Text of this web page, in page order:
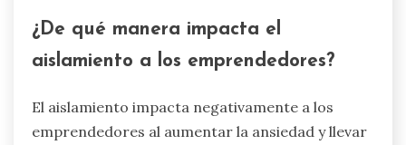
¿De qué manera impacta el
aislamiento a los emprendedores?
El aislamiento impacta negativamente a los
emprendedores al aumentar la ansiedad y llevar